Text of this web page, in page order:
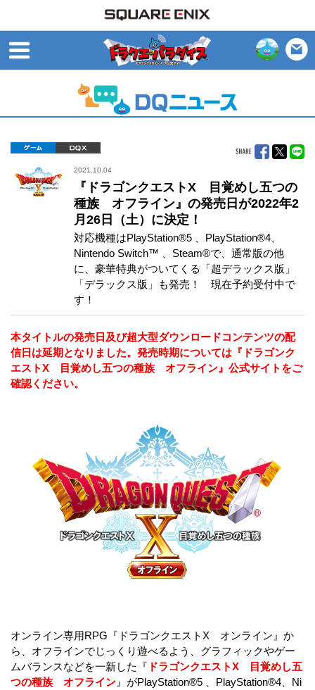
ゲーム
2021.10.04
『ドラゴンクエストX 目覚めし五つの
種族 オフライン』の発売日が2022年2
月26日（土）に決定！
対応機種はPlayStation®5 、PlayStation®4、
Nintendo Switch™ 、Steam®で、通常版の他
に、豪華特典がついてくる「超デラックス版」
「デラックス版」も発売！ 現在予約受付中で
す！
本タイトルの発売日及び超大型ダウンロードコンテンツの配
信日は延期となりました。発売時期については『ドラゴンク
エストX 目覚めし五つの種族 オフライン』公式サイトをご
確認ください。
オンライン専用RPG『ドラゴンクエストX オンライン』か
ら、オフラインでじっくり遊べるよう、グラフィックやゲー
ムバランスなどを一新した『 ドラゴンクエストX 目覚めし五
つの種族 オフライン 』がPlayStation®5 、PlayStation®4、Ni